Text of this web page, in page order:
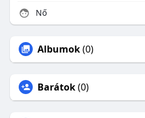
Nő
Albumok(0)
Barátok(0)